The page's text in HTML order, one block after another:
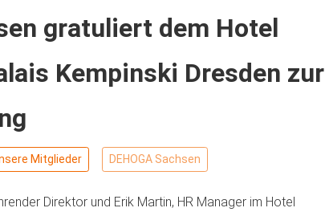
gratuliert dem Hotel
Kempinski Dresden zur
Mitglieder DEHOGA Sachsen
Direktor und Erik Martin, HR Manager im Hotel